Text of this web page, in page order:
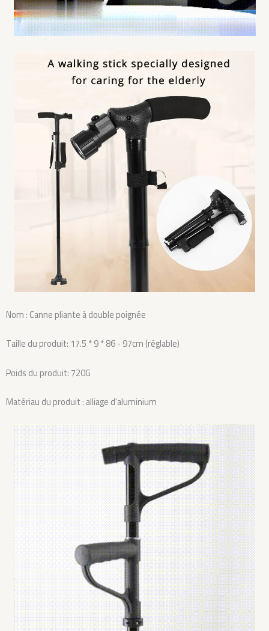
Nom : Canne pliante à double poignée
Taille du produit: 17.5 * 9 * 86 - 97cm (réglable)
Poids du produit: 720G
Matériau du produit : alliage d'aluminium